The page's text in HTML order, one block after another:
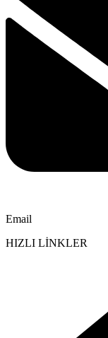
Email
HIZLI LİNKLER